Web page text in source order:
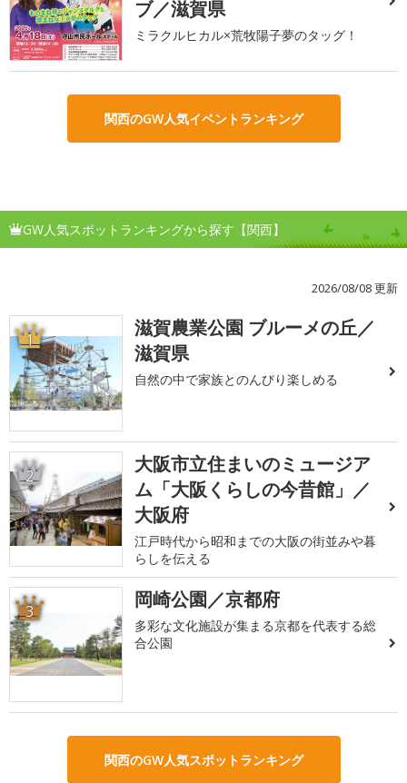
ブ／滋賀県
ミラクルヒカル×荒牧陽子夢のタッグ！
関西のGW人気イベントランキング
GW人気スポットランキングから探す【関西】
2026/08/08 更新
1
滋賀農業公園 ブルーメの丘／
滋賀県
自然の中で家族とのんびり楽しめる
2
大阪市立住まいのミュージア
ム「大阪くらしの今昔館」／
大阪府
江戸時代から昭和までの大阪の街並みや暮
らしを伝える
3 岡崎公園／京都府
多彩な文化施設が集まる京都を代表する総
合公園
関西のGW人気スポットランキング